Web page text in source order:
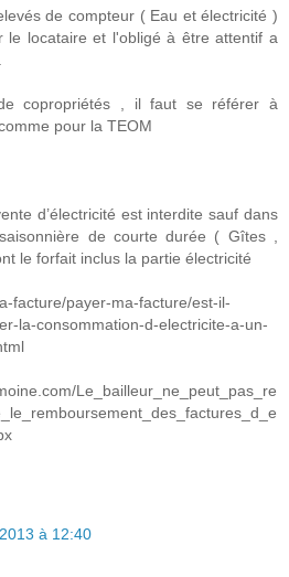
de compteur ( Eau et électricité )
le locataire et l'obligé à être attentif a
copropriétés , il faut se référer à
pour la TEOM
d’électricité est interdite sauf dans
de courte durée ( Gîtes ,
le forfait inclus la partie électricité
facture/payer-ma-facture/est-il-
la-consommation-d-electricite-a-un-
Le_bailleur_ne_peut_pas_re
à 12:40